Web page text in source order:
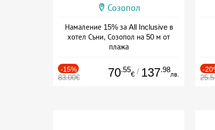
Созопол
Намаление 15% за All Inclusive в
хотел Съни, Созопол на 50 м от
плажа
-15%
83.00€ 70.55
€ / 137.98
лв.
-